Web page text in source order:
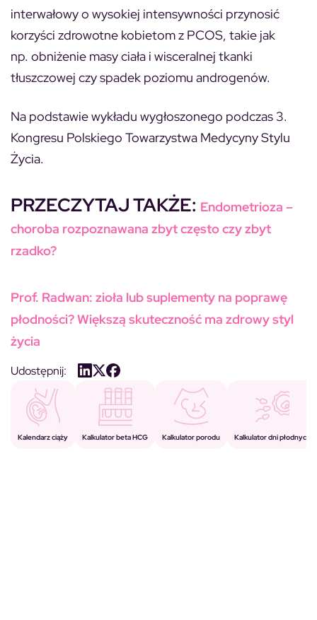
interwałowy o wysokiej intensywności przynosić
korzyści zdrowotne kobietom z PCOS, takie jak
np. obniżenie masy ciała i wisceralnej tkanki
tłuszczowej czy spadek poziomu androgenów.
Na podstawie wykładu wygłoszonego podczas 3.
Kongresu Polskiego Towarzystwa Medycyny Stylu
Życia.
PRZECZYTAJ TAKŻE: Endometrioza –
choroba rozpoznawana zbyt często czy zbyt
rzadko?
Prof. Radwan: zioła lub suplementy na poprawę
płodności? Większą skuteczność ma zdrowy styl
życia
Udostępnij:
Kalendarz ciąży Kalkulator beta HCG Kalkulator porodu Kalkulator dni płodnych